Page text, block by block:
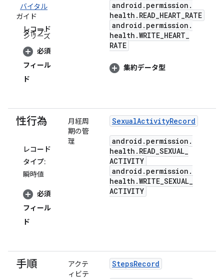
バイタル
ガイド
レコード
タイプ:
シリーズ
必須
フィール
ド
android . permission .
health . READ_HEART_RATE
android . permission .
health .WRITE_HEART_
RATE
集約データ型
性行為
レコード
タイプ:
瞬時値
必須
フィール
ド
月経周
期の管
理
SexualActivityRecord
android . permission .
health . READ_SEXUAL_
ACTIVITY
android . permission .
health .WRITE_SEXUAL_
ACTIVITY
手順
アクテ
ィビテ
StepsRecord